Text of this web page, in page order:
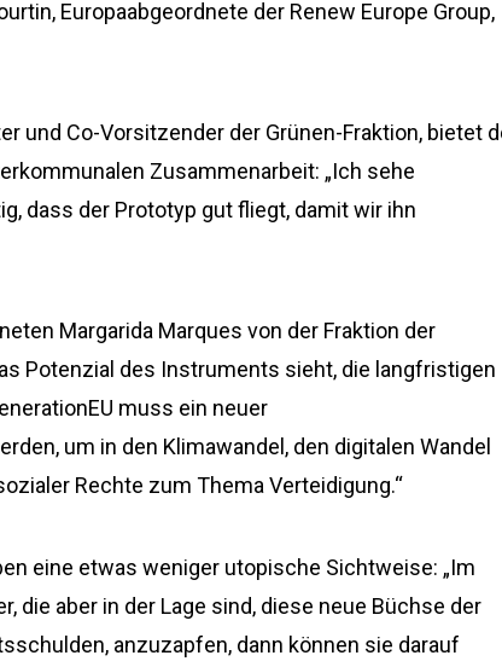
Europaabgeordnete der Renew Europe Group,
und Co-Vorsitzender der Grünen-Fraktion, bietet
Zusammenarbeit: „Ich sehe
dass der Prototyp gut fliegt, damit wir ihn
Margarida Marques von der Fraktion der
Potenzial des Instruments sieht, die langfristigen
muss ein neuer
um in den Klimawandel, den digitalen Wandel
Rechte zum Thema Verteidigung.“
eine etwas weniger utopische Sichtweise: „Im
die aber in der Lage sind, diese neue Büchse der
anzuzapfen, dann können sie darauf